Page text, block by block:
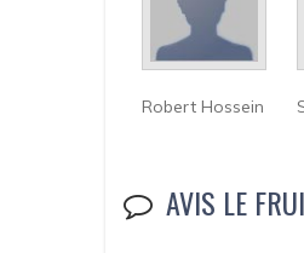
Robert Hossein
AVIS LE